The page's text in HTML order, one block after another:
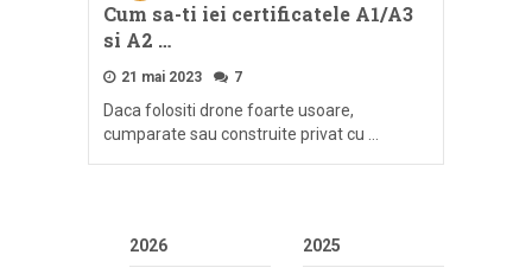
Cum sa-ti iei certificatele A1/A3
si A2 …
21 mai 2023 7
Daca folositi drone foarte usoare,
cumparate sau construite privat cu …
2026 2025